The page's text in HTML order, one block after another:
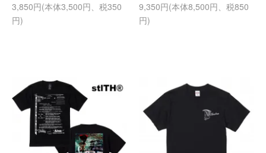
3,850円(本体3,500円、税350
円)
9,350円(本体8,500円、税850
円)